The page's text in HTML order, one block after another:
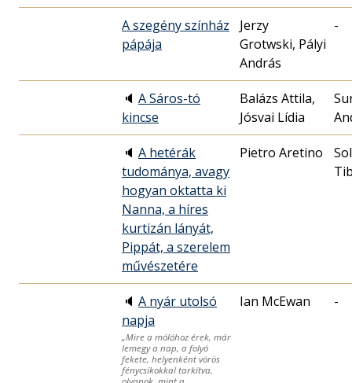
A szegény színház
pápája
Jerzy
Grotwski, Pályi
András
-
🔈 A Sáros-tó
kincse
Balázs Attila,
Jósvai Lídia
🔈 A hetérák
tudománya, avagy
hogyan oktatta ki
Nanna, a híres
kurtizán lányát,
Pippát, a szerelem
művészetére
Pietro Aretino
🔈 A nyár utolsó
napja
„Mire a mólóhoz érek, már
lemegy a nap, a folyó
fekete, helyenként vörös
fénycsíkokkal tarkítva,
Ian McEwan -